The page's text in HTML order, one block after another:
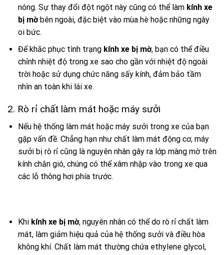
nóng. Sự thay đổi đột ngột này cũng có thể làm kính xe
bị mờbên ngoài, đặc biệt vào mùa hè hoặc những ngày
oi bức.
Để khắc phục tình trạng kính xe bị mờ, bạn có thể điều
chỉnh nhiệt độ trong xe sao cho gần với nhiệt độ ngoài
trời hoặc sử dụng chức năng sấy kính, đảm bảo tầm
nhìn an toàn khi lái xe.
2. Rò rỉ chất làm mát hoặc máy sưởi
Nếu hệ thống làm mát hoặc máy sưởi trong xe của bạn
gặp vấn đề. Chẳng hạn như chất làm mát động cơ, máy
sưởi bị rò rỉ cũng là nguyên nhân gây ra lớp màng mờ trên
kính chắn gió, chúng có thể xâm nhập vào trong xe qua
các lỗ thông hơi phía trước.
Khi kính xe bị mờ, nguyên nhân có thể do rò rỉ chất làm
mát, làm giảm hiệu quả của hệ thống sưởi và điều hòa
không khí. Chất làm mát thường chứa ethylene glycol,